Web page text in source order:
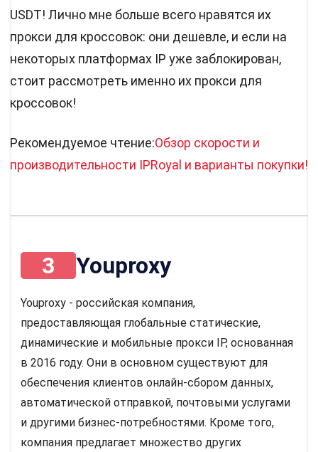
USDT! Лично мне больше всего нравятся их
прокси для кроссовок: они дешевле, и если на
некоторых платформах IP уже заблокирован,
стоит рассмотреть именно их прокси для
кроссовок!
Рекомендуемое чтение:Обзор скорости и
производительности IPRoyal и варианты покупки!
3 Youproxy
Youproxy - российская компания,
предоставляющая глобальные статические,
динамические и мобильные прокси IP, основанная
в 2016 году. Они в основном существуют для
обеспечения клиентов онлайн-сбором данных,
автоматической отправкой, почтовыми услугами
и другими бизнес-потребностями. Кроме того,
компания предлагает множество других